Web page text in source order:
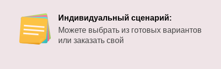
Индивидуальный сценарий:
Можете выбрать из готовых вариантов
или заказать свой